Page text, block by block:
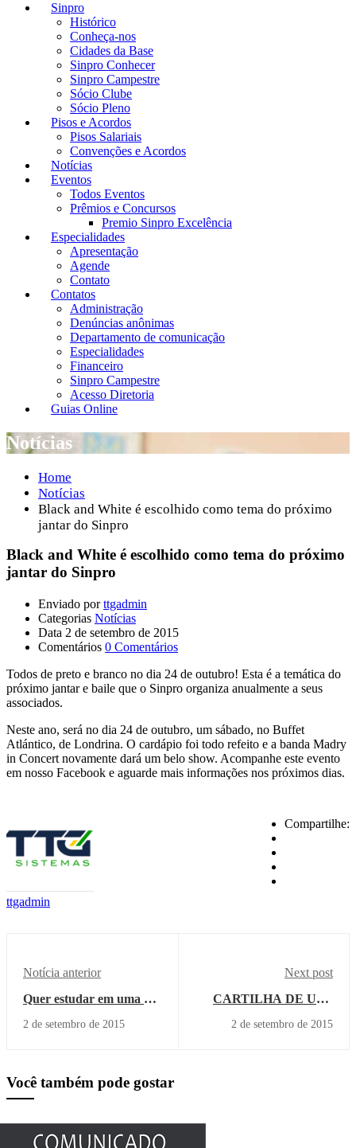
Sinpro
Histórico
Conheça-nos
Cidades da Base
Sinpro Conhecer
Sinpro Campestre
Sócio Clube
Sócio Pleno
Pisos e Acordos
Pisos Salariais
Convenções e Acordos
Notícias
Eventos
Todos Eventos
Prêmios e Concursos
Premio Sinpro Excelência
Especialidades
Apresentação
Agende
Contato
Contatos
Administração
Denúncias anônimas
Departamento de comunicação
Especialidades
Financeiro
Sinpro Campestre
Acesso Diretoria
Guias Online
Notícias
Home
Notícias
Black and White é escolhido como tema do próximo
jantar do Sinpro
Black and White é escolhido como tema do próximo
jantar do Sinpro
Enviado por ttgadmin
Categorias Notícias
Data 2 de setembro de 2015
Comentários 0 Comentários
Todos de preto e branco no dia 24 de outubro! Esta é a temática do
próximo jantar e baile que o Sinpro organiza anualmente a seus
associados.
Neste ano, será no dia 24 de outubro, um sábado, no Buffet
Atlántico, de Londrina. O cardápio foi todo refeito e a banda Madry
in Concert novamente dará um belo show. Acompanhe este evento
em nosso Facebook e aguarde mais informações nos próximos dias.
Compartilhe:
ttgadmin
Notícia anterior
Quer estudar em uma das
ensino superior do
2 de setembro de 2015
Next post
CARTILHA DE USO
CAMPESTRE
2 de setembro de 2015
Você também pode gostar